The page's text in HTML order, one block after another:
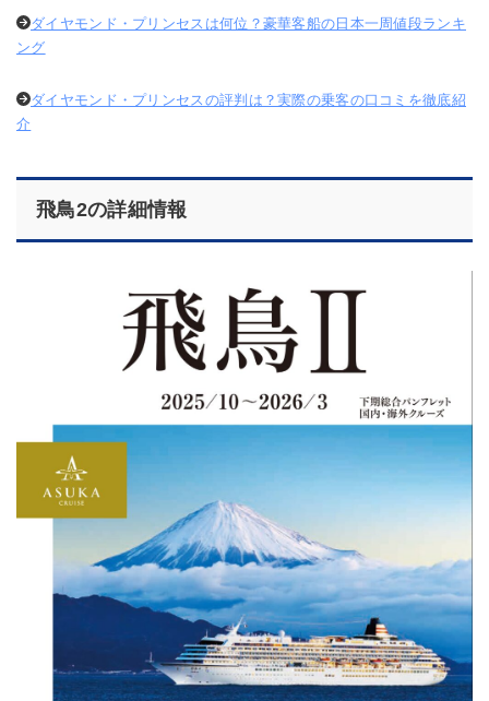
ダイヤモンド・プリンセスは何位？豪華客船の日本一周値段ランキ
ング
ダイヤモンド・プリンセスの評判は？実際の乗客の口コミを徹底紹
介
飛鳥2の詳細情報